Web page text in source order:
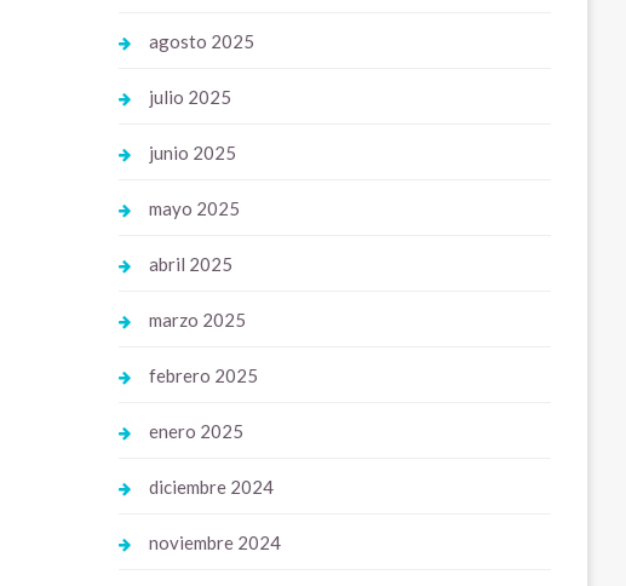
agosto 2025
julio 2025
junio 2025
mayo 2025
abril 2025
marzo 2025
febrero 2025
enero 2025
diciembre 2024
noviembre 2024